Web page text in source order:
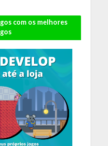
com os melhores